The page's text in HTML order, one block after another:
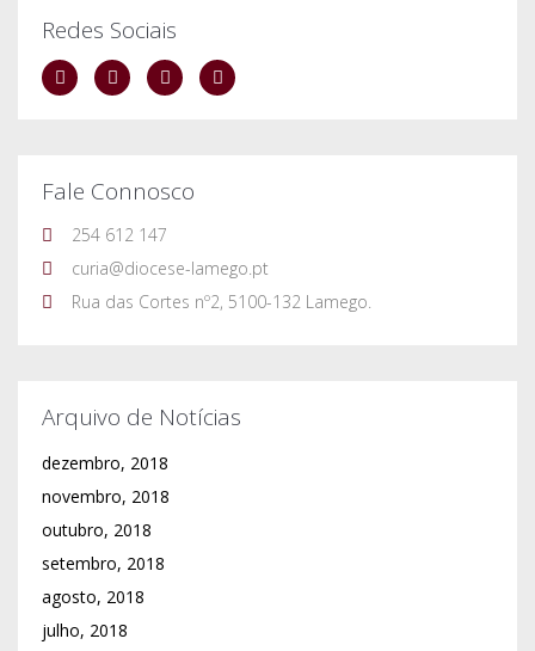
Redes Sociais
Fale Connosco
254 612 147
curia@diocese-lamego.pt
Rua das Cortes nº2, 5100-132 Lamego.
Arquivo de Notícias
dezembro, 2018
novembro, 2018
outubro, 2018
setembro, 2018
agosto, 2018
julho, 2018